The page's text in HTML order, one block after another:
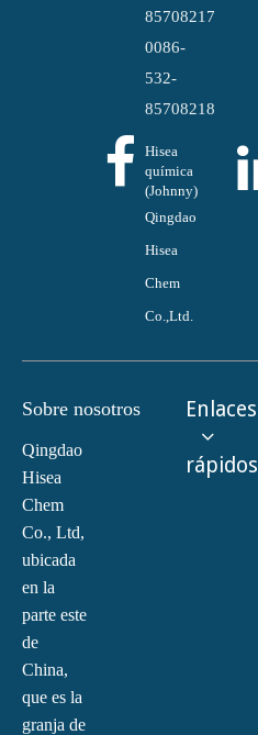
85708217
0086-
532-
85708218
Hisea
química
(Johnny)
Qingdao
Hisea
Chem
Co.,Ltd.
Sobre nosotros
Qingdao
Hisea
Chem
Co., Ltd,
ubicada
en la
parte este
de
China,
que es la
granja de
Enlaces
rápidos